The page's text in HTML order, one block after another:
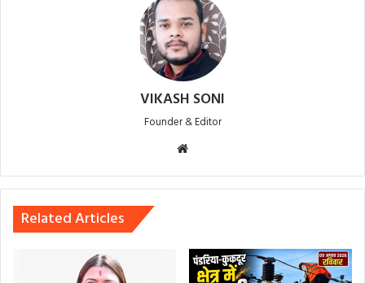
VIKASH SONI
Founder & Editor
Related Articles